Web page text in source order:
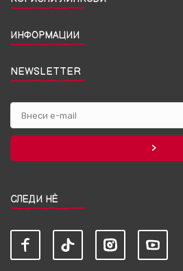
ИНФОРМАЦИИ
NEWSLETTER
СЛЕДИ НЀ